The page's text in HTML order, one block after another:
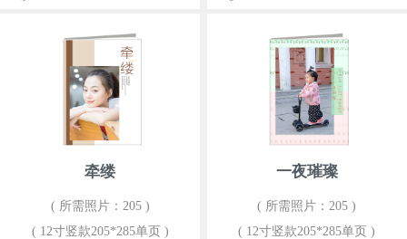
牵缕
( 所需照片：205 )
( 12寸竖款205*285单页 )
一夜璀璨
( 所需照片：205 )
( 12寸竖款205*285单页 )